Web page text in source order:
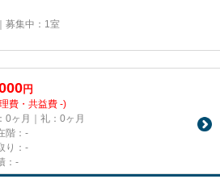
募集中： 1室
円
費・共益費 -)
0ヶ月｜礼：0ヶ月
階：-
り：-
：-